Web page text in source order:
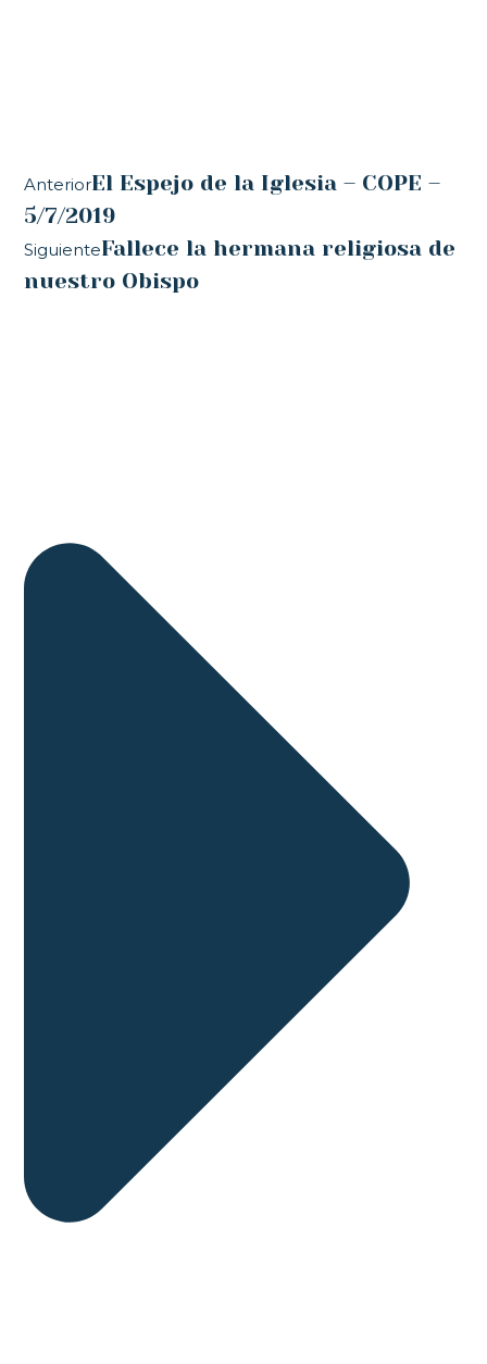
AnteriorEl Espejo de la Iglesia – COPE –
5/7/2019
SiguienteFallece la hermana religiosa de
nuestro Obispo